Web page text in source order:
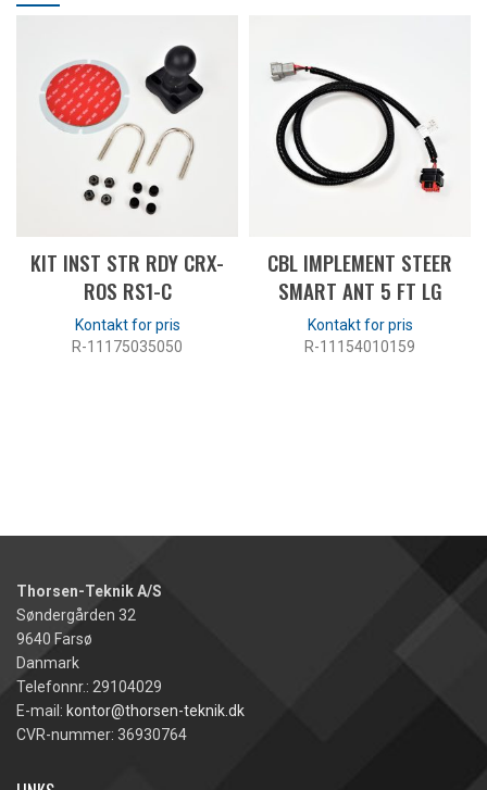
KIT INST STR RDY CRX-
ROS RS1-C
R-11175035050
CBL IMPLEMENT STEER
SMART ANT 5 FT LG
R-11154010159
Thorsen-Teknik A/S
Søndergården 32
9640 Farsø
Danmark
Telefonnr.: 29104029
E-mail: kontor@thorsen-teknik.dk
CVR-nummer: 36930764